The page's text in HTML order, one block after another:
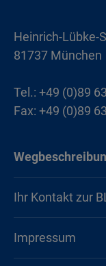
Heinrich-Lübke-
81737 München
Tel.: +49 (0)89
Fax: +49 (0)89
Ihr Kontakt zur
Impressum